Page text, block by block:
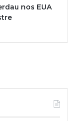
nos EUA